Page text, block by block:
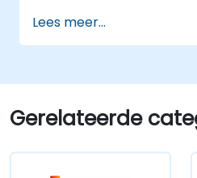
Lees meer...
Gerelateerde